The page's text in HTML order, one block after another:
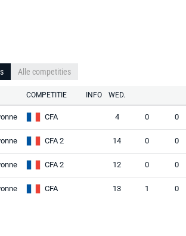
Alle competities
COMPETITIE INFO WED.
CFA 4 0 0
CFA 2 14 0 0
CFA 2 12 0 0
CFA 13 1 0